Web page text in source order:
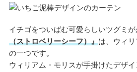
イチゴをついばむ可愛らしいツグミが
（ストロベリーシーフ）』は、ウィ
の一つです。
ウィリアム・モリスが手掛けたデザ